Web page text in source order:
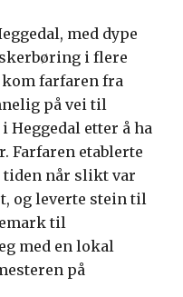
med dype
i flere
kom farfaren fra
på vei til
Heggedal etter å ha
Farfaren etablerte
tiden når slikt var
og leverte stein til
til
med en lokal
på